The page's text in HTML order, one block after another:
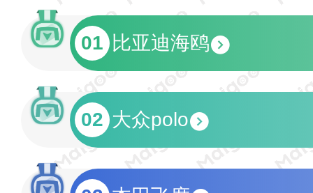
01 比亚迪海鸥
02 大众polo